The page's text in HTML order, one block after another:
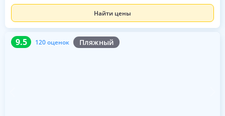
Найти цены
9.5 120 оценок Пляжный
9.5 120 оценок